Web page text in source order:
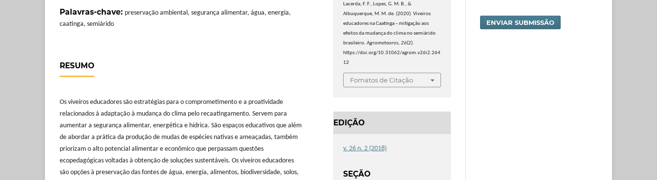
Palavras-chave: preservação ambiental, segurança alimentar, água, energia,
caatinga, semiárido
RESUMO
Os viveiros educadores são estratégias para o comprometimento e a proatividade
relacionados à adaptação à mudança do clima pelo recaatingamento. Servem para
aumentar a segurança alimentar, energética e hídrica. São espaços educativos que além
de abordar a prática da produção de mudas de espécies nativas e ameaçadas, também
priorizam o alto potencial alimentar e econômico que perpassam questões
ecopedagógicas voltadas à obtenção de soluções sustentáveis. Os viveiros educadores
são opções à preservação das fontes de água, energia, alimentos, biodiversidade, solos,
Lacerda, F. F., Lopes, G. M. B., &
Albuquerque, M. M. de. (2020). Viveiros
educadores na Caatinga – mitigação aos
efeitos da mudança do clima no semiárido
brasileiro.Agrometeoros,26(2).
https://doi.org/10.31062/agrom.v26i2.264
12
Fomatos de Citação
EDIÇÃO
v. 26 n. 2 (2018)
SEÇÃO
ENVIAR SUBMISSÃO